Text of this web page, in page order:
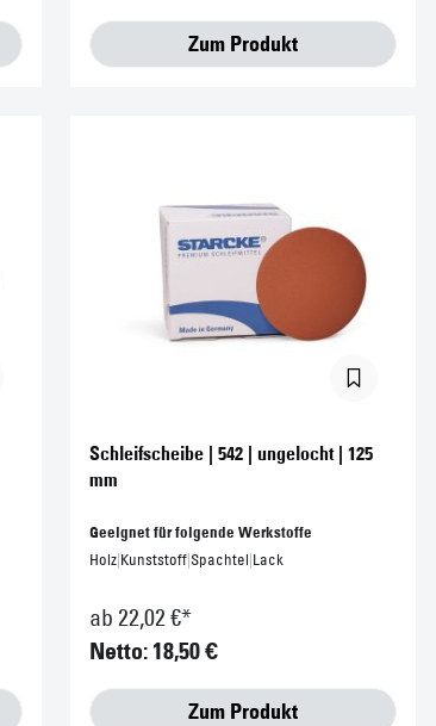
Zum Produkt
Schleifscheibe | 542 | ungelocht | 125
mm
Geeignet für folgende Werkstoffe
Holz|Kunststoff|Spachtel|Lack
ab 22,02 €*
Netto: 18,50 €
Zum Produkt